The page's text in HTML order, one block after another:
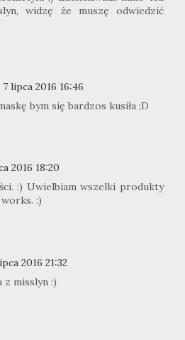
widzę że muszę odwiedzić
7 lipca 2016 16:46
bym się bardzos kusiła ;D
2016 18:20
:) Uwielbiam wszelki produkty
:)
2016 21:32
z misslyn :)